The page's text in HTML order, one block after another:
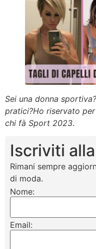
Sei una donna
pratici?Ho riservato
chi fà Sport 2023.
Iscriviti
Rimani sempre
di moda.
Nome:
Email: